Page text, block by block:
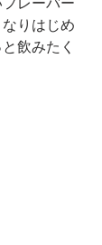
りはじめ
飲みたく